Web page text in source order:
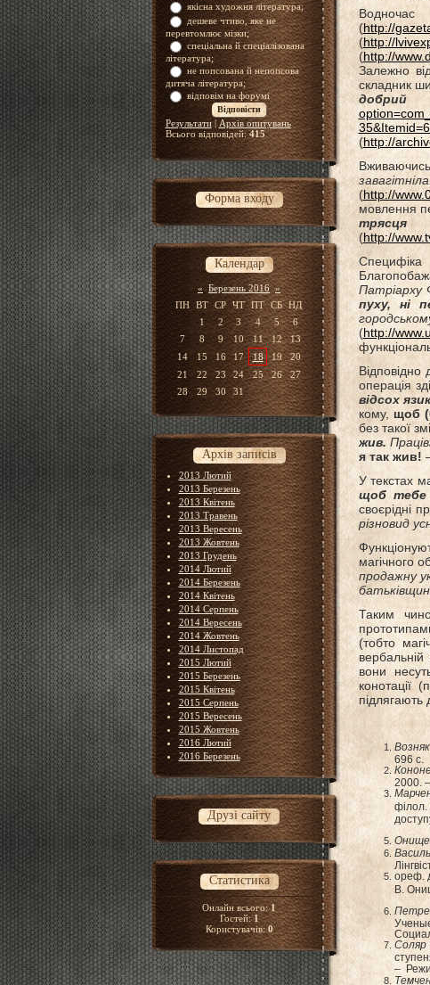
якісна художня література;
дешеве чтиво, яке не
перевтомлює мізки;
спеціальна й спеціалізована
література;
не попсована й непопсова
дитяча література;
відповім на форумі
Результати|Архів опитувань
Всього відповідей:415
Форма входу
Календар
« Березень 2016 »
ПН ВТ СР ЧТ ПТ СБ НД
1
2 3 4 5
6
7
8 9 10 11 12
13
14
15 16 17 18 19
20
21
22 23 24 25 26
27
28
29 30 31
Архів записів
2013 Лютий
2013 Березень
2013 Квітень
2013 Травень
2013 Вересень
2013 Жовтень
2013 Грудень
2014 Лютий
2014 Березень
2014 Квітень
2014 Серпень
2014 Вересень
2014 Жовтень
2014 Листопад
2015 Лютий
2015 Березень
2015 Квітень
2015 Серпень
2015 Вересень
2015 Жовтень
2016 Лютий
2016 Березень
Друзі сайту
Статистика
Онлайн всього:1
Гостей:1
Користувачів:0
(http://
(http://
(http://
Залежно
складник
(http://
(http://
мовлення
трясця
(http://
Патріарху
пуху, ні
(http://
операція
відсох
кому, щоб
без такої
жив.
я так жив!
У текстах
щоб тебе
своєрідні
різновид
магічного
продажну
Таким
(тобто
вони
конотації
підлягають
696 с.
2000.
філол.
ореф.
В.
–